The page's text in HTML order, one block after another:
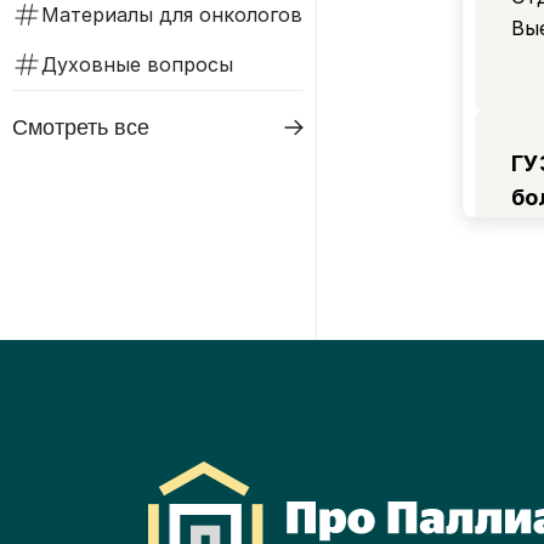
Материалы для онкологов
Духовные вопросы
Смотреть все